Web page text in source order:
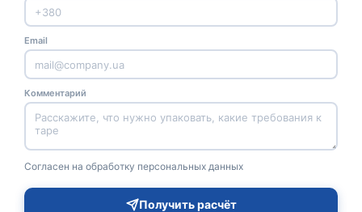
Email
Комментарий
Согласен на обработку персональных данных
Получить расчёт